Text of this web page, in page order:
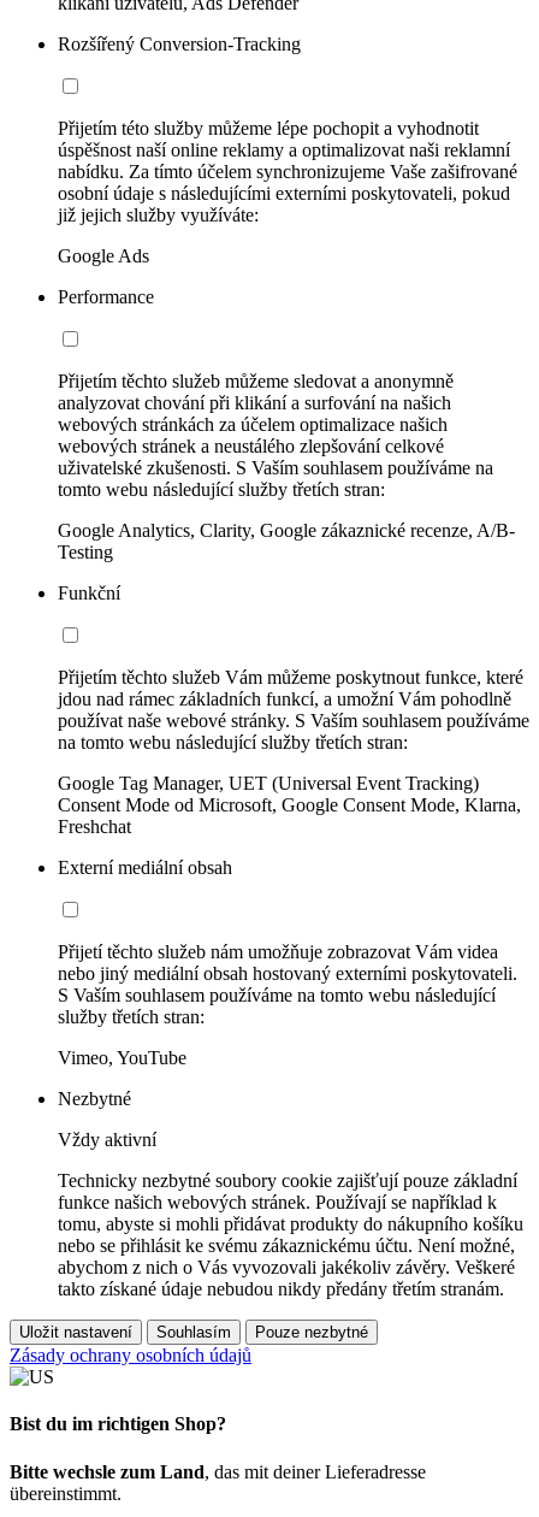
Rozšířený Conversion-Tracking
Přijetím této služby můžeme lépe pochopit a vyhodnotit
úspěšnost naší online reklamy a optimalizovat naši reklamní
nabídku. Za tímto účelem synchronizujeme Vaše zašifrované
osobní údaje s následujícími externími poskytovateli, pokud
již jejich služby využíváte:
Google Ads
Performance
Přijetím těchto služeb můžeme sledovat a anonymně
analyzovat chování při klikání a surfování na našich
webových stránkách za účelem optimalizace našich
webových stránek a neustálého zlepšování celkové
uživatelské zkušenosti. S Vaším souhlasem používáme na
tomto webu následující služby třetích stran:
Google Analytics, Clarity, Google zákaznické recenze, A/B-
Testing
Funkční
Přijetím těchto služeb Vám můžeme poskytnout funkce, které
jdou nad rámec základních funkcí, a umožní Vám pohodlně
používat naše webové stránky. S Vaším souhlasem používáme
na tomto webu následující služby třetích stran:
Google Tag Manager, UET (Universal Event Tracking)
Consent Mode od Microsoft, Google Consent Mode, Klarna,
Freshchat
Externí mediální obsah
Přijetí těchto služeb nám umožňuje zobrazovat Vám videa
nebo jiný mediální obsah hostovaný externími poskytovateli.
S Vaším souhlasem používáme na tomto webu následující
služby třetích stran:
Vimeo, YouTube
Nezbytné
Vždy aktivní
Technicky nezbytné soubory cookie zajišťují pouze základní
funkce našich webových stránek. Používají se například k
tomu, abyste si mohli přidávat produkty do nákupního košíku
nebo se přihlásit ke svému zákaznickému účtu. Není možné,
abychom z nich o Vás vyvozovali jakékoliv závěry. Veškeré
takto získané údaje nebudou nikdy předány třetím stranám.
Uložit nastavení Souhlasím Pouze nezbytné
Zásady ochrany osobních údajů
Bist du im richtigen Shop?
Bitte wechsle zum Land, das mit deiner Lieferadresse
übereinstimmt.